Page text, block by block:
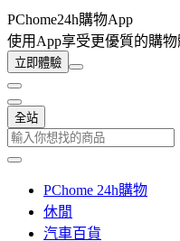
PChome24h購物App
使用App享受更優質的購
立即體驗
全站
PChome 24h購物
休閒
汽車百貨